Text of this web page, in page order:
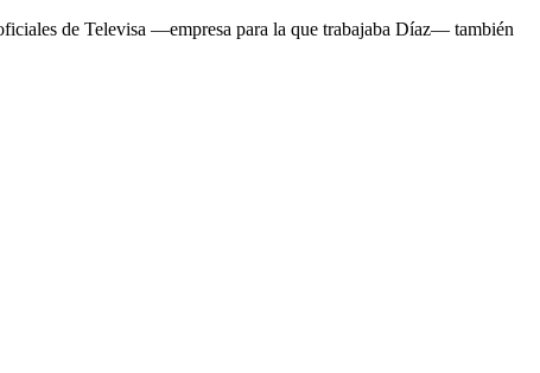
de Televisa ––empresa para la que trabajaba Díaz–– también